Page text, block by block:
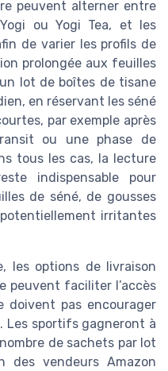
peuvent alterner entre
ou Yogi Tea, et les
de varier les profils de
prolongée aux feuilles
lot de boîtes de tisane
en réservant les séné
par exemple après
ou une phase de
tous les cas, la lecture
indispensable pour
de séné, de gousses
irritantes
les options de livraison
peuvent faciliter l’accès
doivent pas encourager
Les sportifs gagneront à
de sachets par lot
vendeurs Amazon